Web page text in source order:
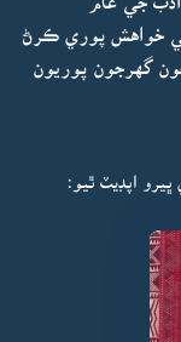
خواهش پوري ڪرڻ
گهرجون پوريون
ڀيرو اپڊيٽ ٿيو: